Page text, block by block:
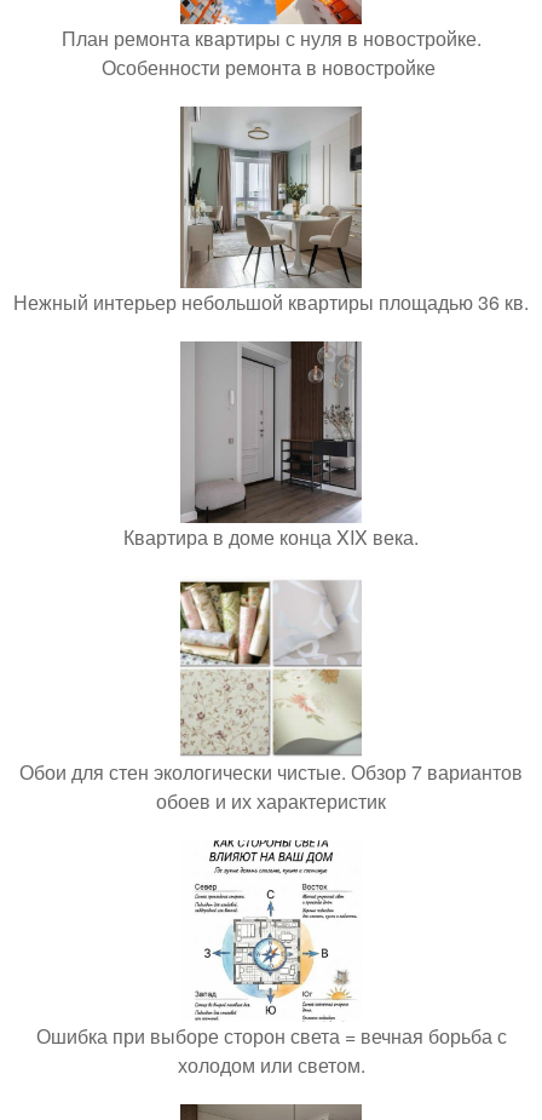
План ремонта квартиры с нуля в новостройке.
Особенности ремонта в новостройке
Нежный интерьер небольшой квартиры площадью 36 кв.
Квартира в доме конца XIX века.
Обои для стен экологически чистые. Обзор 7 вариантов
обоев и их характеристик
Ошибка при выборе сторон света = вечная борьба с
холодом или светом.